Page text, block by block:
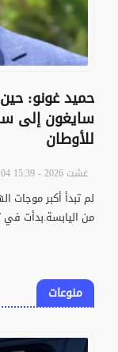
حميد غونو:
سايغون إلى
للأوطان
04 غشت 2026 - 15:39
لم تبدأ أكبر موجات
من اليابسة.بدأت في
منوعات